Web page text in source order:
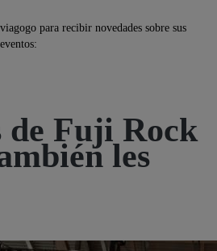
para recibir novedades sobre sus
de Fuji Rock
les